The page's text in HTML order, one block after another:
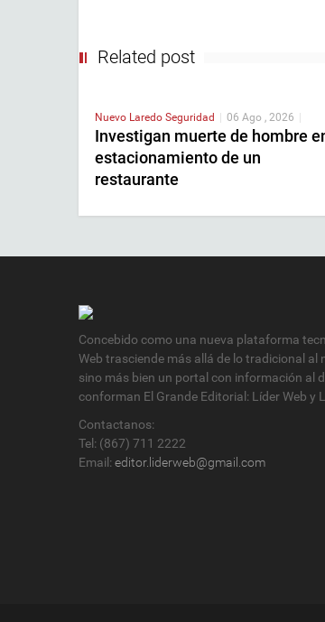
Related post
Nuevo Laredo Seguridad | 06 Ago , 2026 |
Investigan muerte de hombre
estacionamiento de un
restaurante
Concebido como una nueva plataforma
Web trasciende más allá de lo tradicional
sino más bien un portal con información al
conforman El Grande Editorial: Líder Web y
Contactanos:
Tel: (867) 711 2222
Email: editor.liderweb@gmail.com